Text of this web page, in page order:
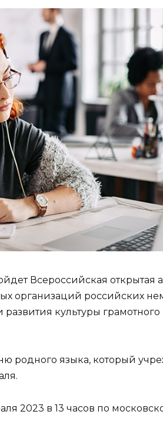
Всероссийская открытая
организаций российских
культуры
родного языка, который
2023 в 13 часов по